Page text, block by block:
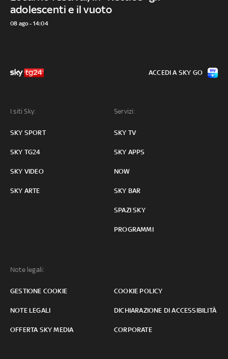
adolescenti e il vuoto
08 ago - 14:04
I siti Sky:
SKY SPORT
SKY TG24
SKY VIDEO
SKY ARTE
Servizi:
SKY TV
SKY APPS
NOW
SKY BAR
SPAZI SKY
PROGRAMMI
Note legali:
GESTIONE COOKIE COOKIE POLICY
NOTE LEGALI DICHIARAZIONE DI ACCESSIBILITÀ
OFFERTA SKY MEDIA CORPORATE
ACCEDI A SKY GO